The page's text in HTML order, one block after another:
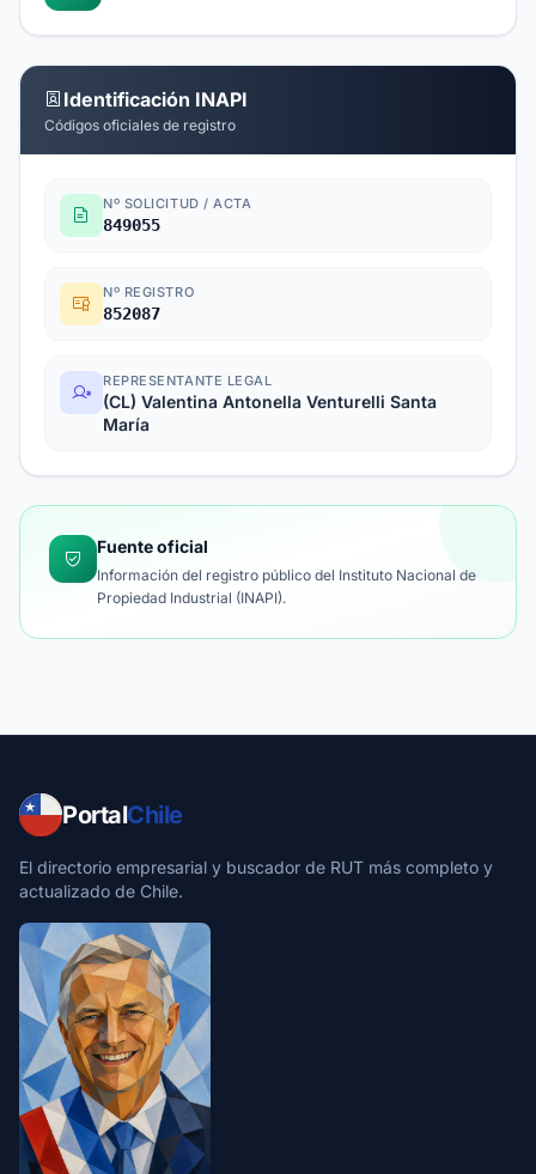
Identificación INAPI
Códigos oficiales de registro
Nº SOLICITUD / ACTA
849055
Nº REGISTRO
852087
REPRESENTANTE LEGAL
(CL) Valentina Antonella Venturelli Santa
María
Fuente oficial
Información del registro público del Instituto Nacional de
Propiedad Industrial (INAPI).
PortalChile
El directorio empresarial y buscador de RUT más completo y
actualizado de Chile.